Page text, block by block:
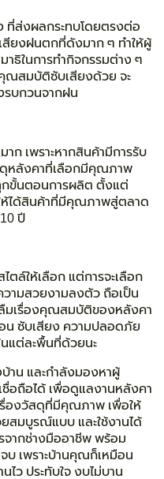
ที่ส่งผลกระทบโดยตรงต่อ
ยงฝนตกที่ดังมาก ๆ ทำให้ผู้
ธิในการทำกิจกรรมต่าง ๆ
ณสมบัติซับเสียงด้วย จะ
รบกวนจากฝน
ก เพราะหากสินค้ามีการรับ
ดุหลังคาที่เลือกมีคุณภาพ
กขั้นตอนการผลิต ตั้งแต่
ห้ได้สินค้าที่มีคุณภาพสู่ตลาด
ปี
ล์ให้เลือก แต่การจะเลือก
วามสวยงามลงตัว ถือเป็น
มเรื่องคุณสมบัติของหลังคา
น ซับเสียง ความปลอดภัย
นแต่ละพื้นที่ด้วยนะ
าน และกำลังมองหาผู้
อถือได้ เพื่อดูแลงานหลังคา
รื่องวัสดุที่มีคุณภาพ เพื่อให้
สมบูรณ์แบบ และใช้งานได้
จากช่างมืออาชีพ พร้อม
บ เพราะบ้านคุณก็เหมือน
ไว ประทับใจ งบไม่บาน